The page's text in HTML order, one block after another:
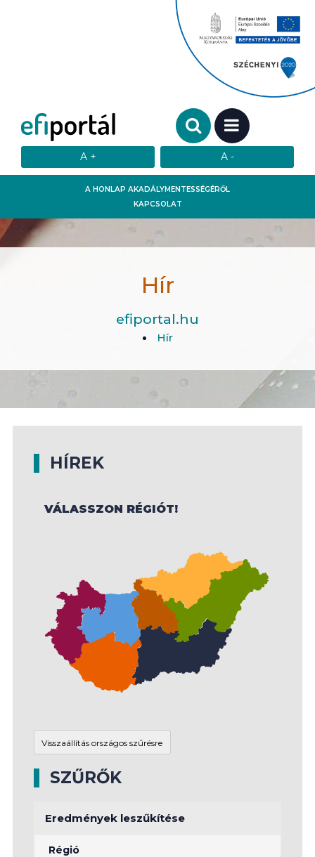
A HONLAP AKADÁLYMENTESSÉGÉRŐL
KAPCSOLAT
Keresendő szó:
MENÜ
Hír
efiportal.hu
Hír
HÍREK
VÁLASSZON RÉGIÓT!
SZŰRŐK
Eredmények leszűkítése
Régió